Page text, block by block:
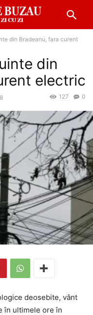
din Bradeanu, fara curent
din
electric
0
127
deosebite, vânt
în ultimele ore în